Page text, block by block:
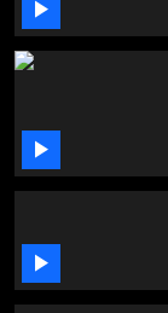
minutes,
27
seconds


